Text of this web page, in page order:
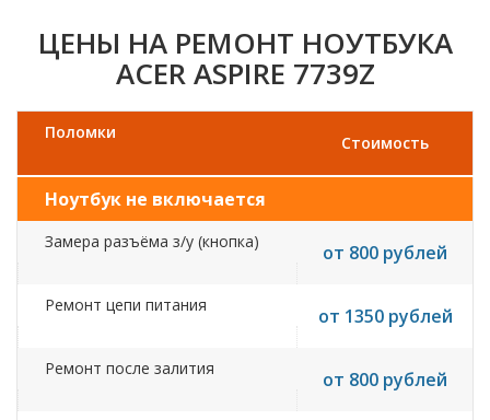
ЦЕНЫ НА РЕМОНТ НОУТБУКА
ACER ASPIRE 7739Z
Поломки
Стоимость
Ноутбук не включается
Замера разъёма з/у (кнопка) от 800 рублей
Ремонт цепи питания от 1350 рублей
Ремонт после залития от 800 рублей